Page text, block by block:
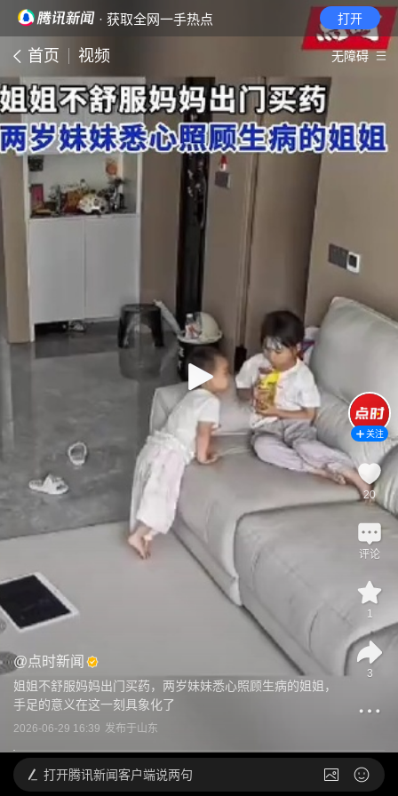
· 获取全网一手热点 打开
首页 视频 无障碍
@点时新闻
姐姐不舒服妈妈出门买药，两岁妹妹悉心照顾生病的姐姐，
手足的意义在这一刻具象化了
2026-06-29 16:39 发布于山东
关注
20
评论
1
3
打开腾讯新闻客户端说两句